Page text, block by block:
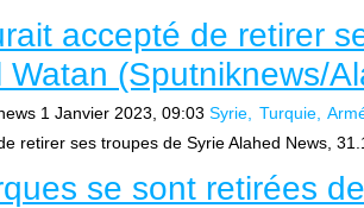
accepté de retirer
Watan (Sputniknews/
1 Janvier 2023, 09:03 Syrie Turquie
retirer ses troupes de Syrie Alahed News,
se sont retirées